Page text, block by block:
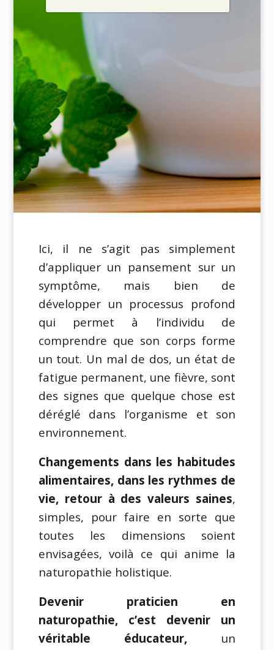
Ici, il ne s’agit pas simplement
d’appliquer un pansement sur un
symptôme, mais bien de
développer un processus profond
qui permet à l’individu de
comprendre que son corps forme
un tout. Un mal de dos, un état de
fatigue permanent, une fièvre, sont
des signes que quelque chose est
déréglé dans l’organisme et son
environnement.
Changements dans les habitudes
alimentaires, dans les rythmes de
vie, retour à des valeurs saines,
simples, pour faire en sorte que
toutes les dimensions soient
envisagées, voilà ce qui anime la
naturopathie holistique.
Devenir praticien en
naturopathie, c’est devenir un
véritable éducateur, un